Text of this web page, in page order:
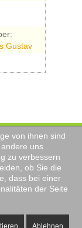
Gustav
von ihnen sind
uns
zu verbessern
ob Sie die
dass bei einer
der Seite
Ablehnen